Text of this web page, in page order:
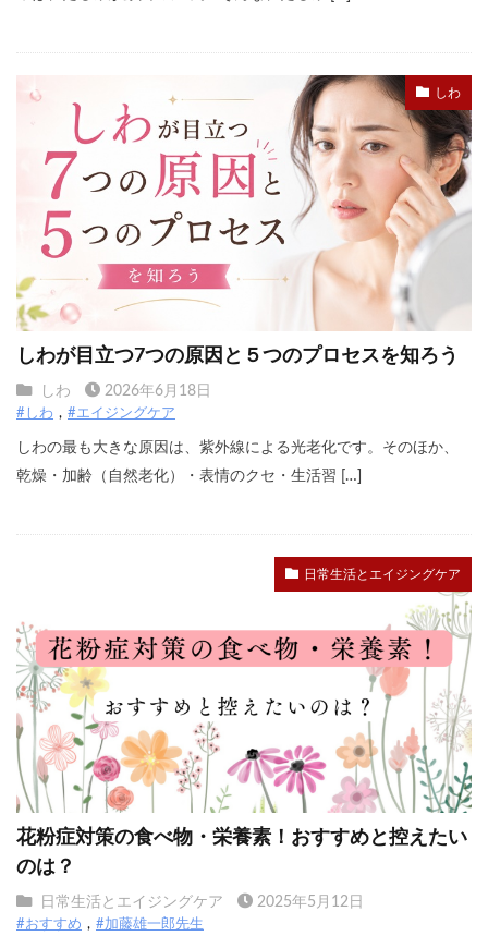
しわ
しわが目立つ7つの原因と５つのプロセスを知ろう
しわ 2026年6月18日
#しわ #エイジングケア
しわの最も大きな原因は、紫外線による光老化です。そのほか、
乾燥・加齢（自然老化）・表情のクセ・生活習 […]
日常生活とエイジングケア
花粉症対策の食べ物・栄養素！おすすめと控えたい
のは？
日常生活とエイジングケア 2025年5月12日
#おすすめ #加藤雄一郎先生